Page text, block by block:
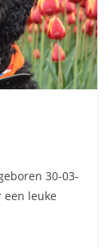
30-03-
een leuke